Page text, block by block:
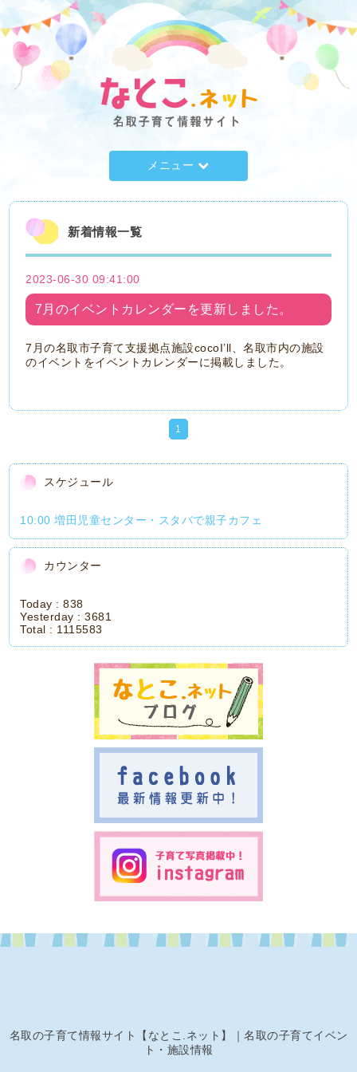
メニュー
新着情報一覧
2023-06-30 09:41:00
7月のイベントカレンダーを更新しました。
7月の名取市子育て支援拠点施設cocoI’ll、名取市内の施設
のイベントをイベントカレンダーに掲載しました。
1
スケジュール
10:00 増田児童センター・スタバで親子カフェ
カウンター
Today :838
Yesterday :3681
Total : 1115583
名取の子育て情報サイト【なとこ.ネット】｜名取の子育てイベン
ト・施設情報